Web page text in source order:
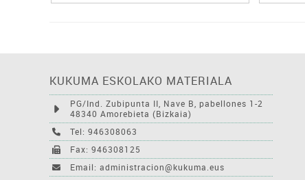
KUKUMA ESKOLAKO MATERIALA
PG/Ind. Zubipunta II, Nave B, pabellones 1-2
48340 Amorebieta (Bizkaia)
Tel: 946308063
Fax: 946308125
Email: administracion@kukuma.eus